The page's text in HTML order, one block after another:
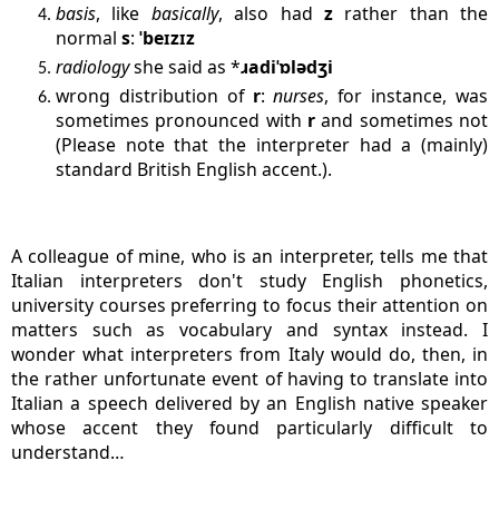
basis, like basically, also had zrather than the
normal s: ˈbeɪzɪz
radiologyshe said as *ɹadiˈɒlədʒi
wrong distribution of r:nurses, for instance, was
sometimes pronounced with r and sometimes not
(Please note that the interpreter had a (mainly)
standard British English accent.).
A colleague of mine, who is an interpreter, tells me that
Italian interpreters don't study English phonetics,
university courses preferring to focus their attention on
matters such as vocabulary and syntax instead. I
wonder what interpreters from Italy would do, then, in
the rather unfortunate event of having to translate into
Italian a speech delivered by an English native speaker
whose accent they found particularly difficult to
understand…